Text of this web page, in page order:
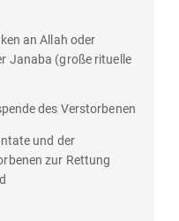
an Allah oder
Janaba (große rituelle
des Verstorbenen
und der
zur Rettung